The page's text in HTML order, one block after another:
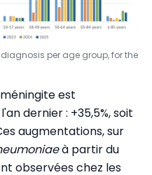
per age group, for the
est
dernier : +35,5%, soit
augmentations, sur
à partir du
observées chez les